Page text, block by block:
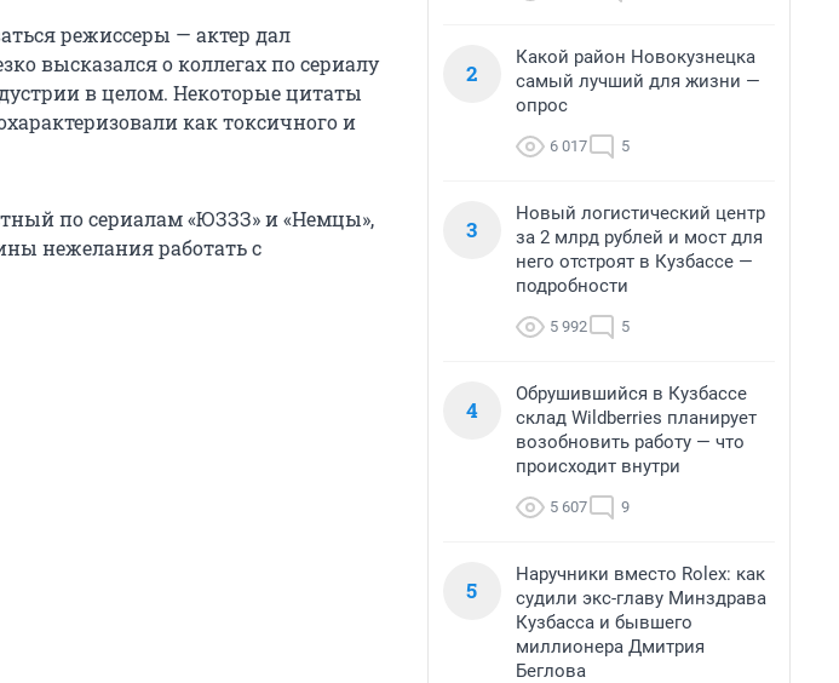
режиссеры — актер дал
высказался о коллегах по сериалу
в целом. Некоторые цитаты
как токсичного и
по сериалам «ЮЗЗЗ» и «Немцы»,
нежелания работать с
2
Какой район Новокузнецка
самый лучший для жизни —
опрос
6 017 5
3
Новый логистический центр
за 2 млрд рублей и мост для
него отстроят в Кузбассе —
подробности
5 992 5
4
Обрушившийся в Кузбассе
склад Wildberries планирует
возобновить работу — что
происходит внутри
5 607 9
5
Наручники вместо Rolex: как
судили экс-главу Минздрава
Кузбасса и бывшего
миллионера Дмитрия
Беглова